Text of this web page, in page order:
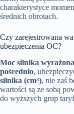
charakterystyce
średnich obrotach.
Czy zarejestrowana
ubezpieczenia OC?
Moc silnika
pośrednio,
silnika (cm³), nie zaś
wartości są ze sobą
do wyższych grup